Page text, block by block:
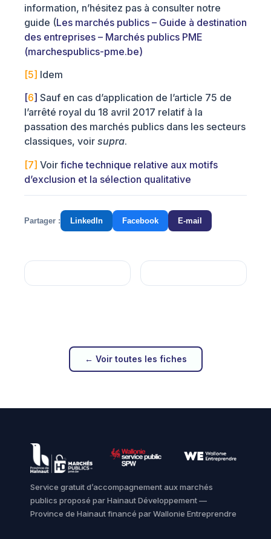
information, n’hésitez pas à consulter notre
guide (Les marchés publics – Guide à destination
des entreprises – Marchés publics PME
(marchespublics-pme.be)
[5] Idem
[6] Sauf en cas d’application de l’article 75 de
l’arrêté royal du 18 avril 2017 relatif à la
passation des marchés publics dans les secteurs
classiques, voir supra.
[7] Voir fiche technique relative aux motifs
d’exclusion et la sélection qualitative
Partager : LinkedIn Facebook E-mail
← Voir toutes les fiches
Service gratuit d’accompagnement aux marchés
publics proposé par Hainaut Développement —
Province de Hainaut financé par Wallonie Entreprendre